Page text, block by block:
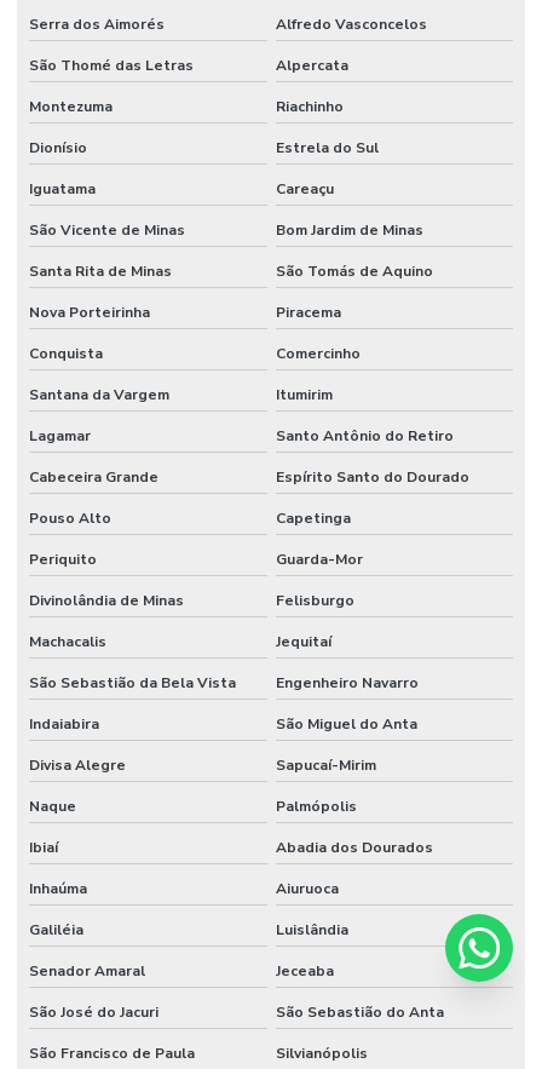
Serra dos Aimorés Alfredo Vasconcelos
São Thomé das Letras Alpercata
Montezuma Riachinho
Dionísio Estrela do Sul
Iguatama Careaçu
São Vicente de Minas Bom Jardim de Minas
Santa Rita de Minas São Tomás de Aquino
Nova Porteirinha Piracema
Conquista Comercinho
Santana da Vargem Itumirim
Lagamar Santo Antônio do Retiro
Cabeceira Grande Espírito Santo do Dourado
Pouso Alto Capetinga
Periquito Guarda-Mor
Divinolândia de Minas Felisburgo
Machacalis Jequitaí
São Sebastião da Bela Vista Engenheiro Navarro
Indaiabira São Miguel do Anta
Divisa Alegre Sapucaí-Mirim
Naque Palmópolis
Ibiaí Abadia dos Dourados
Inhaúma Aiuruoca
Galiléia Luislândia
Senador Amaral Jeceaba
São José do Jacuri São Sebastião do Anta
São Francisco de Paula Silvianópolis